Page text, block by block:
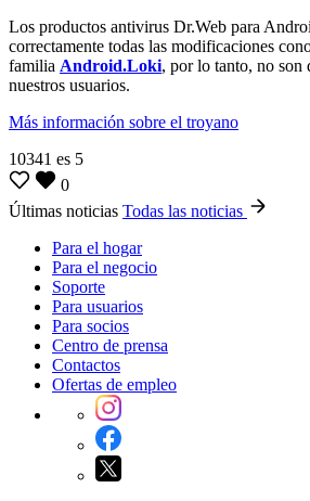
Los productos antivirus Dr.Web para
correctamente todas las modificaciones
familia Android.Loki, por lo tanto, no son
nuestros usuarios.
Más información sobre el troyano
10341 es 5
0
Últimas noticias Todas las noticias
Para el hogar
Para el negocio
Soporte
Para usuarios
Para socios
Centro de prensa
Contactos
Ofertas de empleo